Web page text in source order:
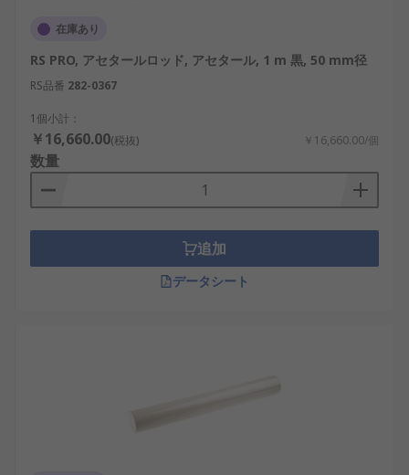
在庫あり
RS PRO, アセタールロッド, アセタール, 1 m 黒, 50 mm径
RS品番 282-0367
1個小計：
￥16,660.00(税抜) ￥16,660.00/個
数量
追加
データシート